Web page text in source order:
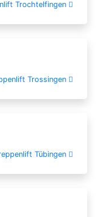
Trochtelfingen
Trossingen
Tübingen